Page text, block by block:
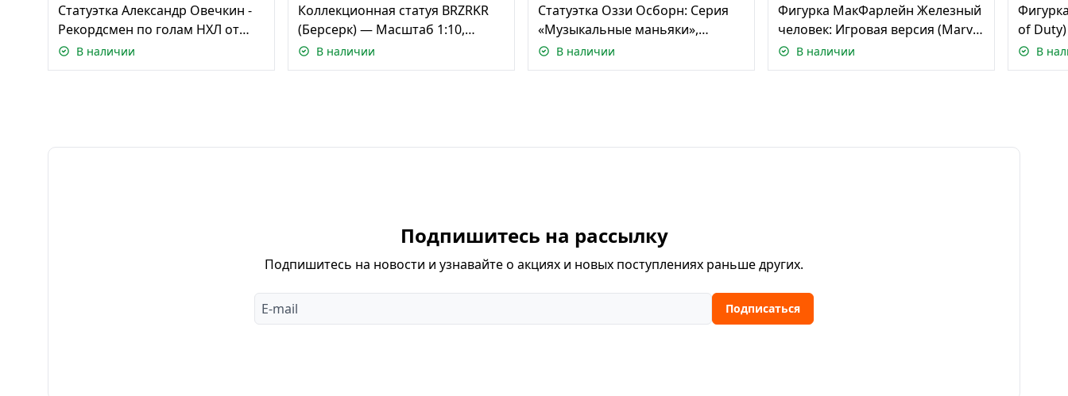
Cтатуэтка Александр Овечкин -
Рекордсмен по голам НХЛ от
МакФарлейн/ McFarlane Toys
NHL Alex Ovechki
В наличии
Коллекционная статуя BRZRKR
(Берсерк) — Масштаб 1:10,
Лимитированное издание
МакФарлейн/ BRZRKR B 1:
В наличии
Статуэтка Оззи Осборн: Серия
«Музыкальные маньяки»,
масштаб 1:10 МакФарлейн/ Ozzy
Osbourne (Music Ma
В наличии
Фигурка МакФарлейн Железный
человек: Игровая версия (Marvel
Rivals) — Масштаб 1/6/ Marvel
Rivals Iro
В наличии
of
Duty
Figure
В
Подпишитесь на рассылку
Подпишитесь на новости и узнавайте о акциях и новых поступлениях раньше других.
Подписаться